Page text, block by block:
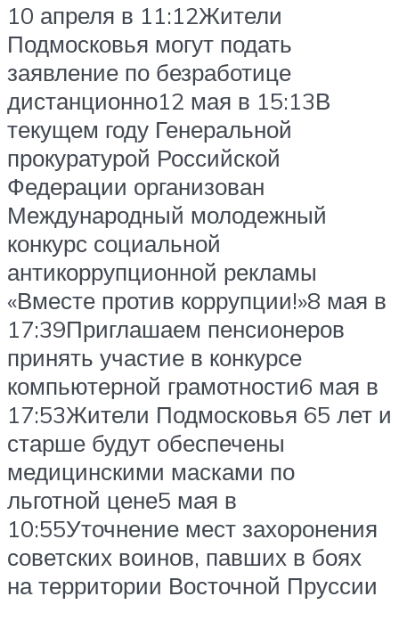
10 апреля в 11:12Жители
Подмосковья могут подать
заявление по безработице
дистанционно12 мая в 15:13В
текущем году Генеральной
прокуратурой Российской
Федерации организован
Международный молодежный
конкурс социальной
антикоррупционной рекламы
«Вместе против коррупции!»8 мая в
17:39Приглашаем пенсионеров
принять участие в конкурсе
компьютерной грамотности6 мая в
17:53Жители Подмосковья 65 лет и
старше будут обеспечены
медицинскими масками по
льготной цене5 мая в
10:55Уточнение мест захоронения
советских воинов, павших в боях
на территории Восточной Пруссии